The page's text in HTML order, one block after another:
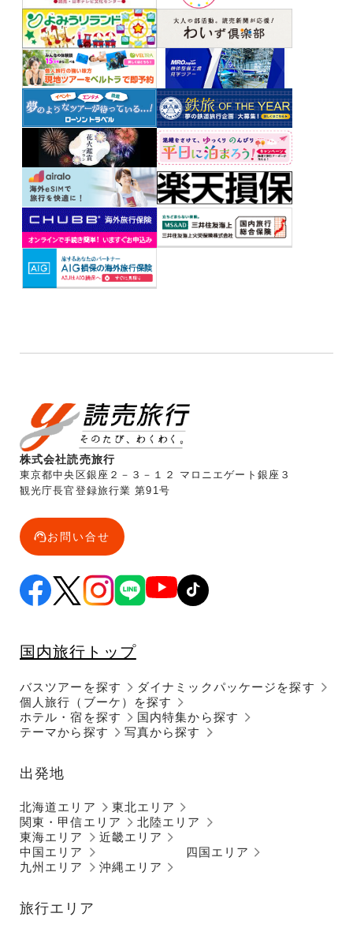
株式会社読売旅行
東京都中央区銀座２－３－１２ マロニエゲート銀座３
観光庁長官登録旅行業 第91号
お問い合せ
国内旅行トップ
バスツアーを探す
個人旅行（ブーケ）を探す
ダイナミックパッケージを探す
ホテル・宿を探す
国内特集から探す
テーマから探す
写真から探す
出発地
北海道エリア
東北エリア
関東・甲信エリア
北陸エリア
東海エリア
近畿エリア
中国エリア
四国エリア
九州エリア
沖縄エリア
旅行エリア